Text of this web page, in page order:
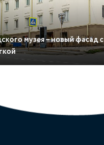
музея – новый фасад с